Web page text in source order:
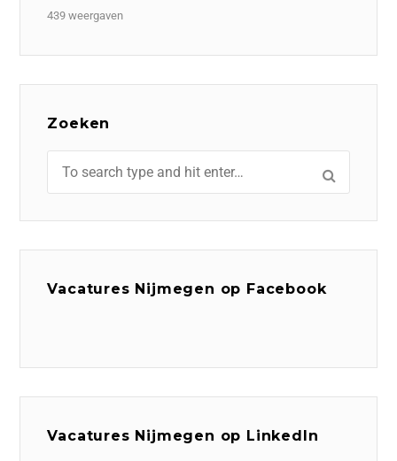
439 weergaven
Zoeken
Vacatures Nijmegen op Facebook
Vacatures Nijmegen op LinkedIn